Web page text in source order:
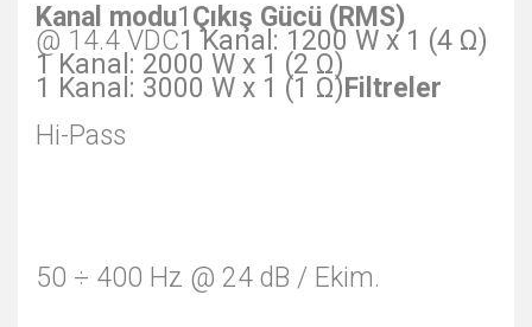
Kanal modu1 Çıkış Gücü (RMS)
@ 14.4 VDC1 Kanal: 1200 W x 1 (4 Ω)
1 Kanal: 2000 W x 1 (2 Ω)
1 Kanal: 3000 W x 1 (1 Ω) Filtreler
Hi-Pass
50 ÷ 400 Hz @ 24 dB / Ekim.